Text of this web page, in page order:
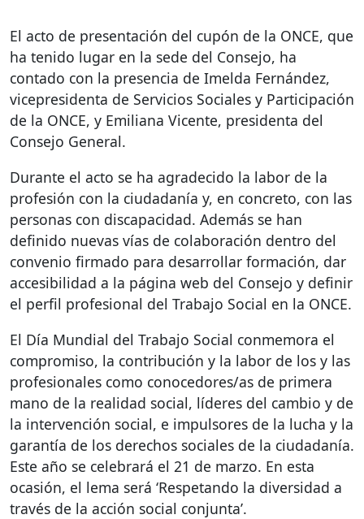
El acto de presentación del cupón de la ONCE, que
ha tenido lugar en la sede del Consejo, ha
contado con la presencia de Imelda Fernández,
vicepresidenta de Servicios Sociales y Participación
de la ONCE, y Emiliana Vicente, presidenta del
Consejo General.
Durante el acto se ha agradecido la labor de la
profesión con la ciudadanía y, en concreto, con las
personas con discapacidad. Además se han
definido nuevas vías de colaboración dentro del
convenio firmado para desarrollar formación, dar
accesibilidad a la página web del Consejo y definir
el perfil profesional del Trabajo Social en la ONCE.
El Día Mundial del Trabajo Social conmemora el
compromiso, la contribución y la labor de los y las
profesionales como conocedores/as de primera
mano de la realidad social, líderes del cambio y de
la intervención social, e impulsores de la lucha y la
garantía de los derechos sociales de la ciudadanía.
Este año se celebrará el 21 de marzo. En esta
ocasión, el lema será ‘Respetando la diversidad a
través de la acción social conjunta’.